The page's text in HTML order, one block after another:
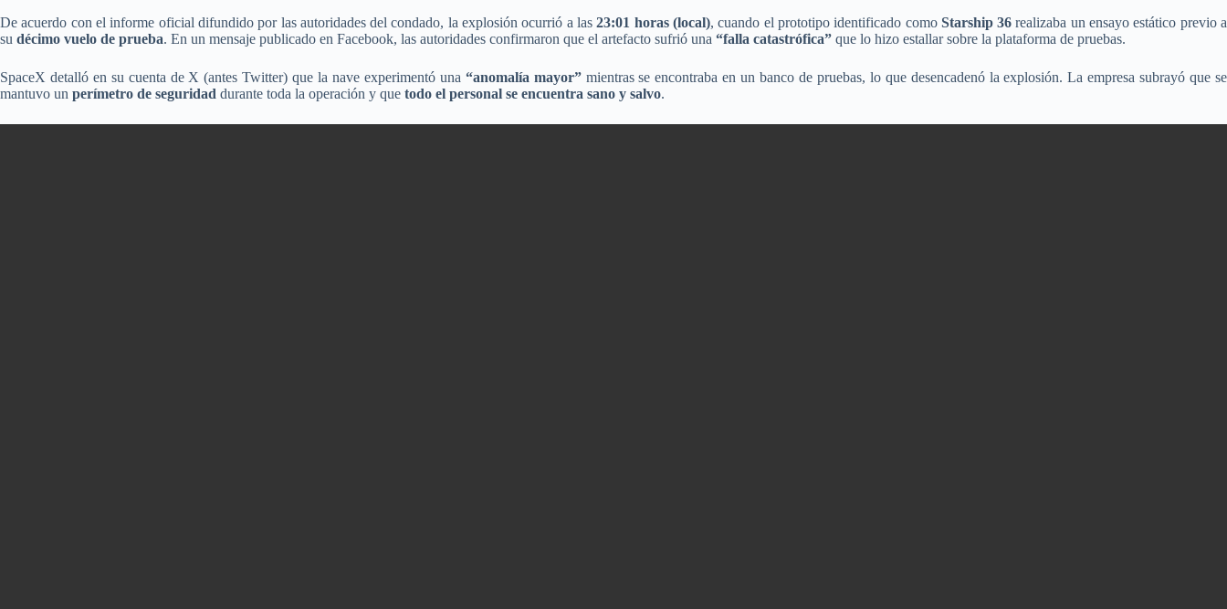
De acuerdo con el informe oficial difundido por las autoridades del condado, la explosión ocurrió a las23:01 horas (local), cuando el prototipo identificado como Starship 36 realizaba un ensayo estático previo a
su décimo vuelo de prueba. En un mensaje publicado en Facebook, las autoridades confirmaron que el artefacto sufrió una “falla catastrófica” que lo hizo estallar sobre la plataforma de pruebas.
SpaceX detalló en su cuenta de X (antes Twitter) que la nave experimentó una “anomalía mayor”mientras se encontraba en un banco de pruebas, lo que desencadenó la explosión. La empresa subrayó que se
mantuvo un perímetro de seguridad durante toda la operación y que todo el personal se encuentra sano y salvo.